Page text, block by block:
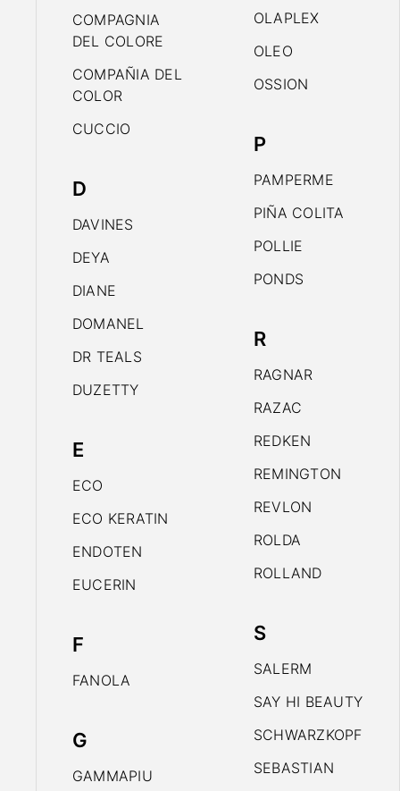
COMPAGNIA
DEL COLORE
COMPAÑIA DEL
COLOR
CUCCIO
D
DAVINES
DEYA
DIANE
DOMANEL
DR TEALS
DUZETTY
E
ECO
ECO KERATIN
ENDOTEN
EUCERIN
F
FANOLA
G
GAMMAPIU
OLAPLEX
OLEO
OSSION
P
PAMPERME
PIÑA COLITA
POLLIE
PONDS
R
RAGNAR
RAZAC
REDKEN
REMINGTON
REVLON
ROLDA
ROLLAND
S
SALERM
SAY HI BEAUTY
SCHWARZKOPF
SEBASTIAN